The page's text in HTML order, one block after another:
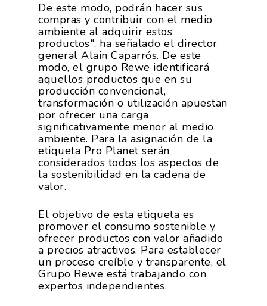
De este modo, podrán hacer sus
compras y contribuir con el medio
ambiente al adquirir estos
productos", ha señalado el director
general Alain Caparrós. De este
modo, el grupo Rewe identificará
aquellos productos que en su
producción convencional,
transformación o utilización apuestan
por ofrecer una carga
significativamente menor al medio
ambiente. Para la asignación de la
etiqueta Pro Planet serán
considerados todos los aspectos de
la sostenibilidad en la cadena de
valor.
El objetivo de esta etiqueta es
promover el consumo sostenible y
ofrecer productos con valor añadido
a precios atractivos. Para establecer
un proceso creíble y transparente, el
Grupo Rewe está trabajando con
expertos independientes.